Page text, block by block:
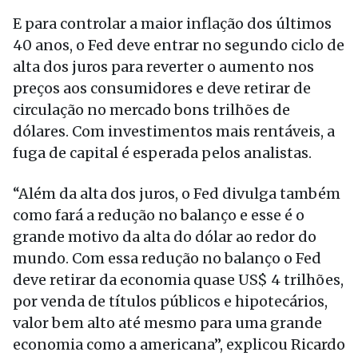
E para controlar a maior inflação dos últimos
40 anos, o Fed deve entrar no segundo ciclo de
alta dos juros para reverter o aumento nos
preços aos consumidores e deve retirar de
circulação no mercado bons trilhões de
dólares. Com investimentos mais rentáveis, a
fuga de capital é esperada pelos analistas.
“Além da alta dos juros, o Fed divulga também
como fará a redução no balanço e esse é o
grande motivo da alta do dólar ao redor do
mundo. Com essa redução no balanço o Fed
deve retirar da economia quase US$ 4 trilhões,
por venda de títulos públicos e hipotecários,
valor bem alto até mesmo para uma grande
economia como a americana”, explicou Ricardo